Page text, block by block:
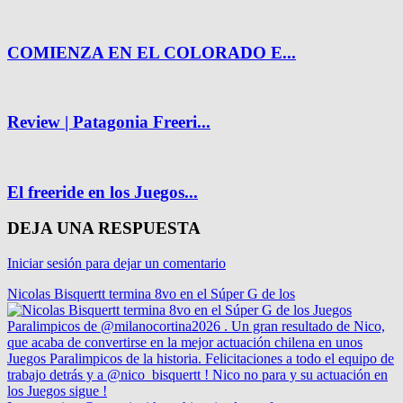
COMIENZA EN EL COLORADO E...
Review | Patagonia Freeri...
El freeride en los Juegos...
DEJA UNA RESPUESTA
Iniciar sesión para dejar un comentario
Nicolas Bisquertt termina 8vo en el Súper G de los